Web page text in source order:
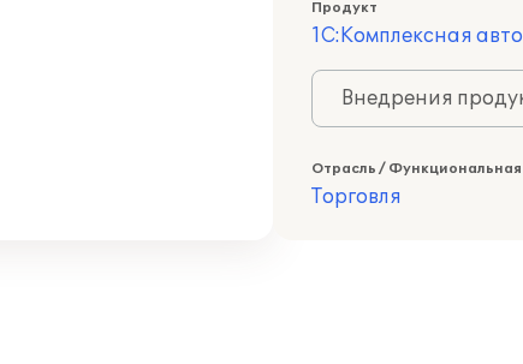
Продукт
1С:Комплексная
Внедрения
Отрасль /
Торговля